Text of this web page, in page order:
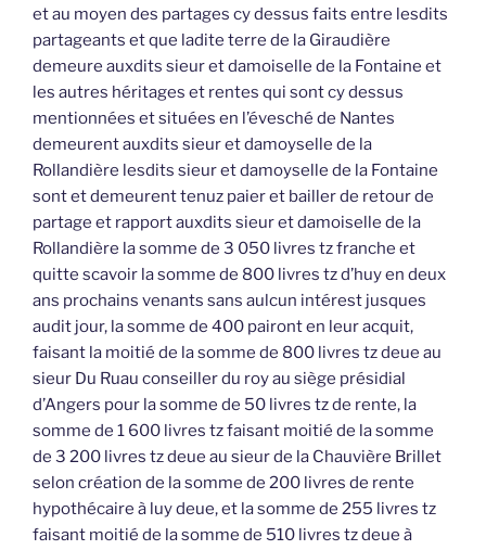
et au moyen des partages cy dessus faits entre lesdits
partageants et que ladite terre de la Giraudière
demeure auxdits sieur et damoiselle de la Fontaine et
les autres héritages et rentes qui sont cy dessus
mentionnées et situées en l’évesché de Nantes
demeurent auxdits sieur et damoyselle de la
Rollandière lesdits sieur et damoyselle de la Fontaine
sont et demeurent tenuz paier et bailler de retour de
partage et rapport auxdits sieur et damoiselle de la
Rollandière la somme de 3 050 livres tz franche et
quitte scavoir la somme de 800 livres tz d’huy en deux
ans prochains venants sans aulcun intérest jusques
audit jour, la somme de 400 pairont en leur acquit,
faisant la moitié de la somme de 800 livres tz deue au
sieur Du Ruau conseiller du roy au siège présidial
d’Angers pour la somme de 50 livres tz de rente, la
somme de 1 600 livres tz faisant moitié de la somme
de 3 200 livres tz deue au sieur de la Chauvière Brillet
selon création de la somme de 200 livres de rente
hypothécaire à luy deue, et la somme de 255 livres tz
faisant moitié de la somme de 510 livres tz deue à